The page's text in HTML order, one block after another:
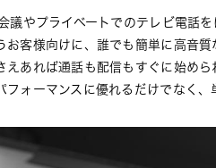
議やプライベートでのテレビ電話
お客様向けに、誰でも簡単に高音
えあれば通話も配信もすぐに始め
フォーマンスに優れるだけでなく